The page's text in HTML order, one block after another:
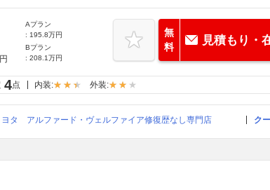
Aプラン
: 195.8万円
Bプラン
: 208.1万円
無
料
見積もり・
4点 内装: 外装:
タ アルファード・ヴェルファイア修復歴なし専門店 ク